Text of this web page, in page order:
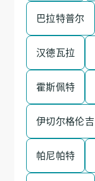
巴拉特普尔
汉德瓦拉
霍斯佩特
伊切尔格伦吉
帕尼帕特